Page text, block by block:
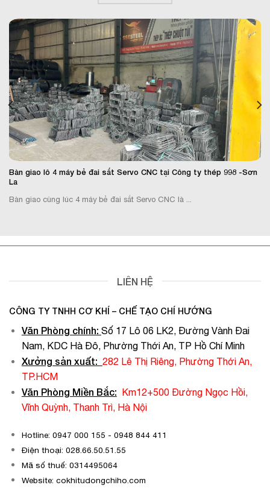
Bàn giao lô 4 máy bẻ đai sắt Servo CNC tại Công ty thép 998 -Sơn
La
Bàn giao cùng lúc 4 máy bẻ đai sắt Servo CNC là ...
LIÊN HỆ
CÔNG TY TNHH CƠ KHÍ – CHẾ TẠO CHÍ HƯỚNG
Văn Phòng chính: Số 17 Lô 06 LK2, Đường Vành Đai
Nam, KDC Hà Đô, Phường Thới An, TP Hồ Chí Minh
Xưởng sản xuất: 282 Lê Thị Riêng, Phường Thới An,
TP.HCM
Văn Phòng Miền Bắc: Km12+500 Đường Ngọc Hồi,
Vĩnh Quỳnh, Thanh Trì, Hà Nội
Hotline: 0947 000 155 - 0948 844 411
Điện thoại: 028.66.50.51.55
Mã số thuế: 0314495064
Website: cokhitudongchiho.com